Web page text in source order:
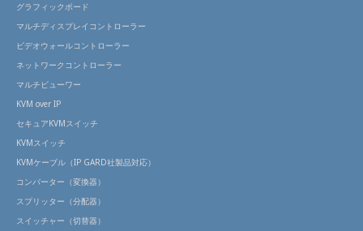
グラフィックボード
マルチディスプレイコントローラー
ビデオウォールコントローラー
ネットワークコントローラー
マルチビューワー
KVM over IP
セキュアKVMスイッチ
KVMスイッチ
KVMケーブル（IP GARD社製品対応）
コンバーター（変換器）
スプリッター（分配器）
スイッチャー（切替器）